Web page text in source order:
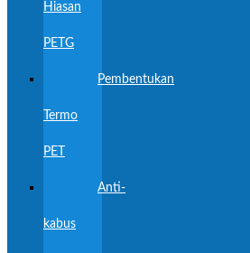
Hiasan
PETG
Pembentukan
Termo
PET
Anti-
kabus